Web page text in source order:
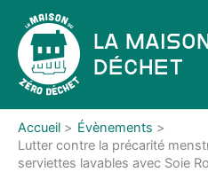
contenu
La
Déchet
Accueil
Évènements
Lutter contre la précarité
serviettes lavables avec Soie